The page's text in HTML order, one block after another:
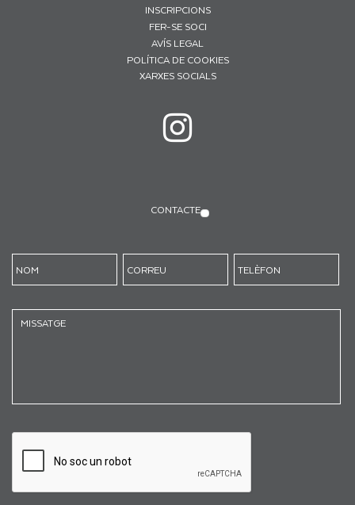
INSCRIPCIONS
FER-SE SOCI
AVÍS LEGAL
POLÍTICA DE COOKIES
XARXES SOCIALS
CONTACTE